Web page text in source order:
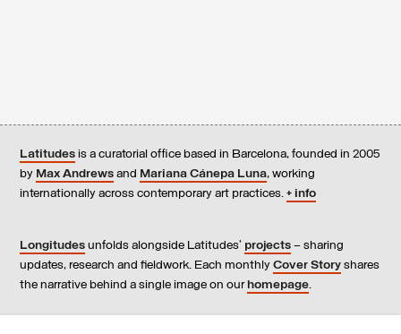
Latitudes is a curatorial office based in Barcelona, founded in 2005
by Max Andrews and Mariana Cánepa Luna, working
internationally across contemporary art practices. + info
Longitudes unfolds alongside Latitudes’ projects – sharing
updates, research and fieldwork. Each monthly Cover Story shares
the narrative behind a single image on our homepage.